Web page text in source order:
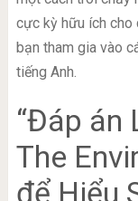
cực kỳ hữu ích cho
bạn tham gia vào
tiếng Anh.
“Đáp án
The
để Hiểu